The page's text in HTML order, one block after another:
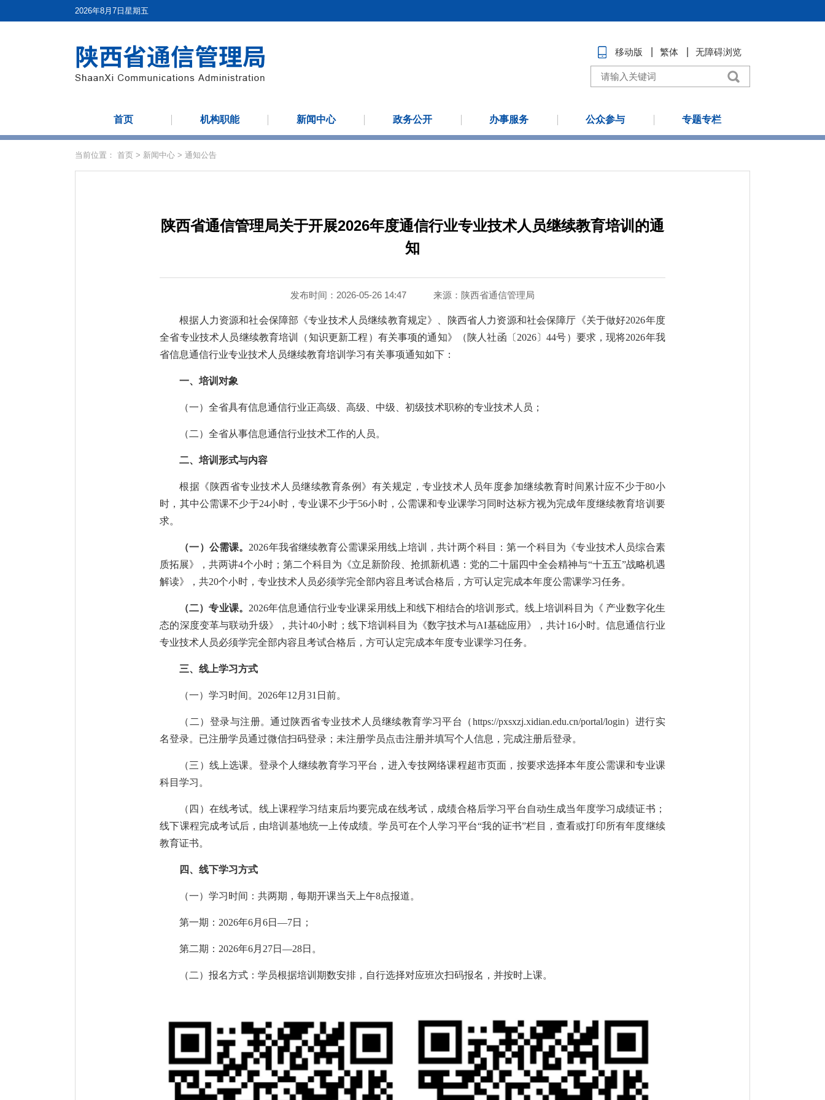
2026年8月7日星期五
移动版 繁体 无障碍浏览
首页 机构职能 新闻中心 政务公开 办事服务 公众参与 专题专栏
当前位置： 首页 > 新闻中心 > 通知公告
陕西省通信管理局关于开展2026年度通信行业专业技术人员继续教育培训的通
知
发布时间：2026-05-26 14:47 来源： 陕西省通信管理局
根据人力资源和社会保障部《专业技术人员继续教育规定》、陕西省人力资源和社会保障厅《关于做好2026年度
全省专业技术人员继续教育培训（知识更新工程）有关事项的通知》（陕人社函〔2026〕44号）要求，现将2026年我
省信息通信行业专业技术人员继续教育培训学习有关事项通知如下：
一、培训对象
（一）全省具有信息通信行业正高级、高级、中级、初级技术职称的专业技术人员；
（二）全省从事信息通信行业技术工作的人员。
二、培训形式与内容
根据《陕西省专业技术人员继续教育条例》有关规定，专业技术人员年度参加继续教育时间累计应不少于80小
时，其中公需课不少于24小时，专业课不少于56小时，公需课和专业课学习同时达标方视为完成年度继续教育培训要
求。
（一）公需课。 2026年我省继续教育公需课采用线上培训，共计两个科目：第一个科目为《专业技术人员综合素
质拓展》，共两讲4个小时；第二个科目为《立足新阶段、抢抓新机遇：党的二十届四中全会精神与“十五五”战略机遇
解读》，共20个小时，专业技术人员必须学完全部内容且考试合格后，方可认定完成本年度公需课学习任务。
（二）专业课。 2026年信息通信行业专业课采用线上和线下相结合的培训形式。线上培训科目为《 产业数字化生
态的深度变革与联动升级》，共计40小时；线下培训科目为《数字技术与AI基础应用》，共计16小时。信息通信行业
专业技术人员必须学完全部内容且考试合格后，方可认定完成本年度专业课学习任务。
三、线上学习方式
（一）学习时间。 2026年12月31日前。
（二）登录与注册。通过陕西省专业技术人员继续教育学习平台（https://pxsxzj.xidian.edu.cn/portal/login）进行实
名登录。已注册学员通过微信扫码登录；未注册学员点击注册并填写个人信息，完成注册后登录。
（三）线上选课。登录个人继续教育学习平台，进入专技网络课程超市页面，按要求选择本年度公需课和专业课
科目学习。
（四）在线考试。线上课程学习结束后均要完成在线考试，成绩合格后学习平台自动生成当年度学习成绩证书；
线下课程完成考试后，由培训基地统一上传成绩。学员可在个人学习平台“我的证书”栏目，查看或打印所有年度继续
教育证书。
四、线下学习方式
（一）学习时间：共两期，每期开课当天上午8点报道。
第一期： 2026年6月6日—7日；
第二期： 2026年6月27日—28日。
（二）报名方式：学员根据培训期数安排，自行选择对应班次扫码报名，并按时上课。